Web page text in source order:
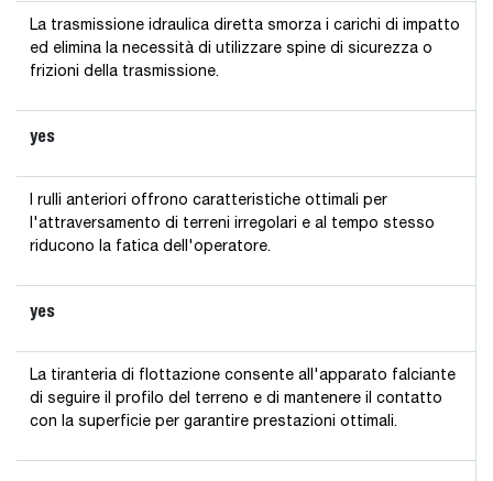
La trasmissione idraulica diretta smorza i carichi di impatto
ed elimina la necessità di utilizzare spine di sicurezza o
frizioni della trasmissione.
yes
I rulli anteriori offrono caratteristiche ottimali per
l'attraversamento di terreni irregolari e al tempo stesso
riducono la fatica dell'operatore.
yes
La tiranteria di flottazione consente all'apparato falciante
di seguire il profilo del terreno e di mantenere il contatto
con la superficie per garantire prestazioni ottimali.